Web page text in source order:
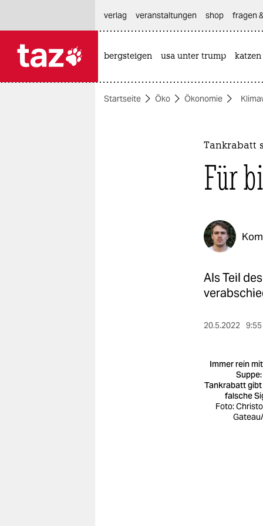
themen
verlag
veranstaltungen shop fragen
bergsteigen usa unter trump katzen
Startseite Öko Ökonomie
Tankrabatt
Für
Als Teil
20.5.2022
Immer rein
Tankrabatt gibt
falsche
Foto: